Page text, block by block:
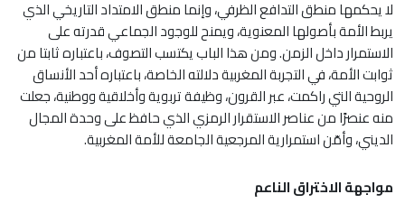
لا يحكمها منطق التدافع الظرفي، وإنما منطق الامتداد التاريخي الذي
يربط الأمة بأصولها المعنوية، ويمنح للوجود الجماعي قدرته على
الاستمرار داخل الزمن. ومن هذا الباب يكتسب التصوف، باعتباره ثابتا من
ثوابت الأمة، في التجربة المغربية دلالته الخاصة، باعتباره أحد الأنساق
الروحية التي راكمت، عبر القرون، وظيفة تربوية وأخلاقية ووطنية، جعلت
منه عنصرًا من عناصر الاستقرار الرمزي الذي حافظ على وحدة المجال
الديني، وأمّن استمرارية المرجعية الجامعة للأمة المغربية.
مواجهة الاختراق الناعم